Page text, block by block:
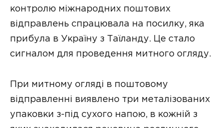
контролю міжнародних поштових
відправлень спрацювала на посилку, яка
прибула в Україну з Таїланду. Це стало
сигналом для проведення митного огляду.
При митному огляді в поштовому
відправленні виявлено три металізованих
упаковки з-під сухого напою, в кожній з